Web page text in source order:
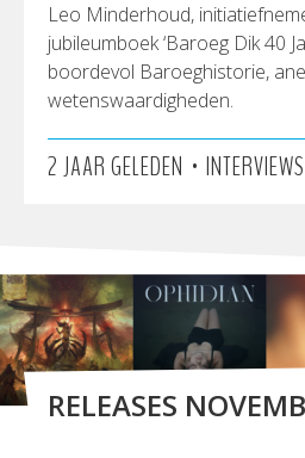
Leo Minderhoud,
jubileumboek ‘Baroeg Dik 40
boordevol Baroeghistorie,
wetenswaardigheden.
2 JAAR GELEDEN • INTERVIEWS
RELEASES